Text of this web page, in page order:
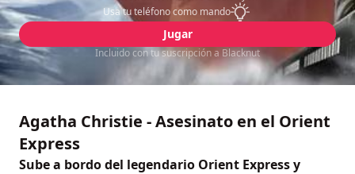
Usa tu teléfono como mando
Jugar
Incluido con tu suscripción a Blacknut
Agatha Christie - Asesinato en el Orient
Express
Sube a bordo del legendario Orient Express y